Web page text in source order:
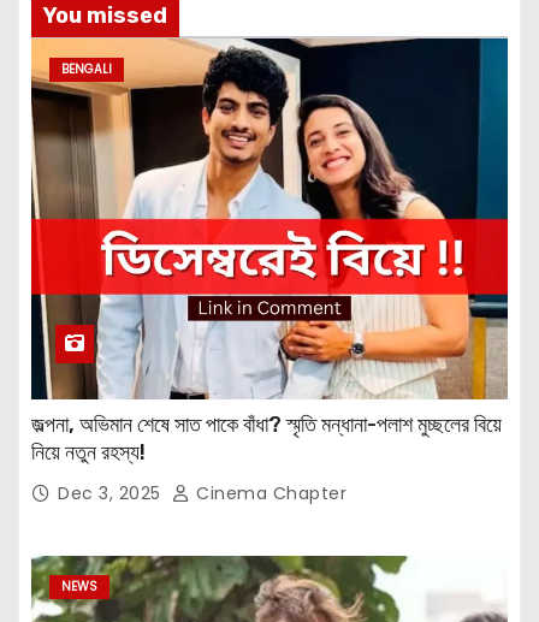
You missed
BENGALI
জল্পনা, অভিমান শেষে সাত পাকে বাঁধা? স্মৃতি মন্ধানা-পলাশ মুচ্ছলের বিয়ে
নিয়ে নতুন রহস্য!
Dec 3, 2025 Cinema Chapter
NEWS